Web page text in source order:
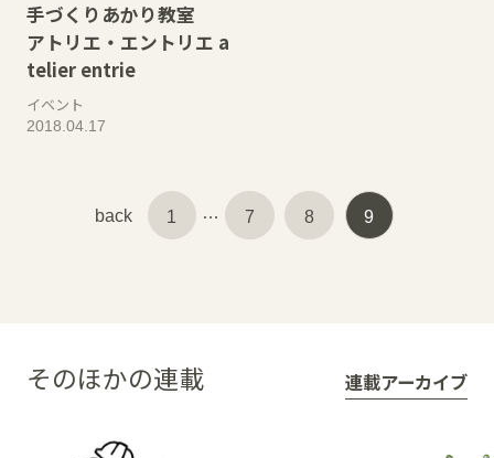
手づくりあかり教室
アトリエ・エントリエ a
telier entrie
2018.04.17
イベント
back 1 7 8 9
そのほかの連載 連載アーカイブ